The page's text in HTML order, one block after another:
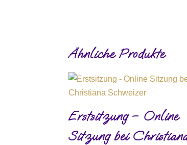
Ähnliche Produkte
Erstsitzung – Online
Sitzung bei